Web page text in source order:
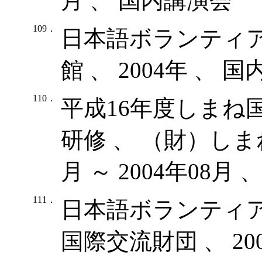
109．
日本語ボランティ
館 、 2004年 、 国
110．
平成16年度しまね
研修 、 （財）し
月 ～ 2004年08月
111．
日本語ボランティ
国際交流財団 、